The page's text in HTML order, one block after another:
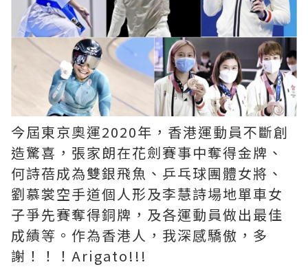
今屆東京奧運2020年，香港運動員不斷創
造驚喜，張家朗在花劍賽事中奪得金牌、
何詩蓓成為雙銀飛魚、乒乓球團體女將、
劉慕裳空手道個人形及李慧詩場地單車女
子爭先賽奪得銅牌，及各運動員做出最佳
成績等。作為香港人，我深感驕傲，多
謝！！！Arigato!!!